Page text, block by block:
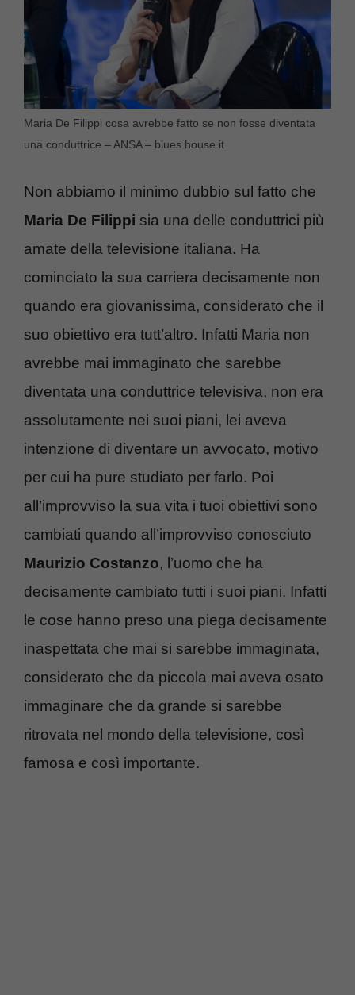
Maria De Filippi cosa avrebbe fatto se non fosse diventata
una conduttrice – ANSA – blues house.it
Non abbiamo il minimo dubbio sul fatto che
Maria De Filippi sia una delle conduttrici più
amate della televisione italiana. Ha
cominciato la sua carriera decisamente non
quando era giovanissima, considerato che il
suo obiettivo era tutt’altro. Infatti Maria non
avrebbe mai immaginato che sarebbe
diventata una conduttrice televisiva, non era
assolutamente nei suoi piani, lei aveva
intenzione di diventare un avvocato, motivo
per cui ha pure studiato per farlo. Poi
all’improvviso la sua vita i tuoi obiettivi sono
cambiati quando all’improvviso conosciuto
Maurizio Costanzo, l’uomo che ha
decisamente cambiato tutti i suoi piani. Infatti
le cose hanno preso una piega decisamente
inaspettata che mai si sarebbe immaginata,
considerato che da piccola mai aveva osato
immaginare che da grande si sarebbe
ritrovata nel mondo della televisione, così
famosa e così importante.